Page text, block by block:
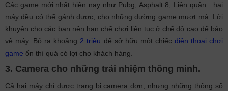
Các game mới nhất hiện nay như Pubg, Asphalt 8, Liên quân…hai
máy đều có thể gánh được, cho những đường game mượt mà. Lời
khuyên cho các bạn nên hạn chế chơi liên tục ở chế độ cao để bảo
vệ máy. Bỏ ra khoảng 2 triệu để sở hữu một chiếc điện thoại chơi
game ổn thì quá có lợi cho khách hàng.
3. Camera cho những trải nhiệm thông minh.
Cả hai máy chỉ được trang bị camera đơn, nhưng những thông số